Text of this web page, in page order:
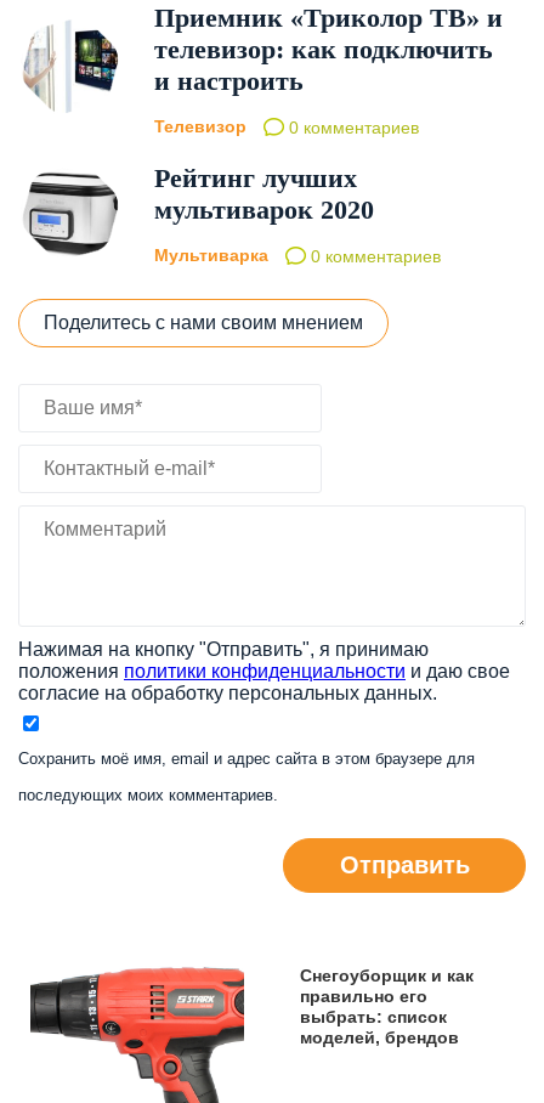
Приемник «Триколор ТВ» и
телевизор: как подключить
и настроить
Телевизор 0 комментариев
Рейтинг лучших
мультиварок 2020
Мультиварка 0 комментариев
Поделитесь с нами своим мнением
Нажимая на кнопку "Отправить", я принимаю
положения политики конфиденциальности и даю свое
согласие на обработку персональных данных.
Сохранить моё имя, email и адрес сайта в этом браузере для
последующих моих комментариев.
Отправить
Снегоуборщик и как
правильно его
выбрать: список
моделей, брендов